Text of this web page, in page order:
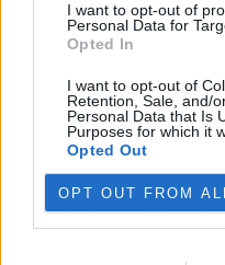
I want to opt-out of
Personal Data for
Opted In
I want to opt-out of
Retention, Sale, and/
Personal Data that Is
Purposes for which it
Opted Out
OPT OUT FROM ALL
tisknout poslat
Online diskuse
Redakce Ekolistu vítá
že zde publikujete svůj
dodržovatpravidla diskuse. V
vyhrazuje právo smazat